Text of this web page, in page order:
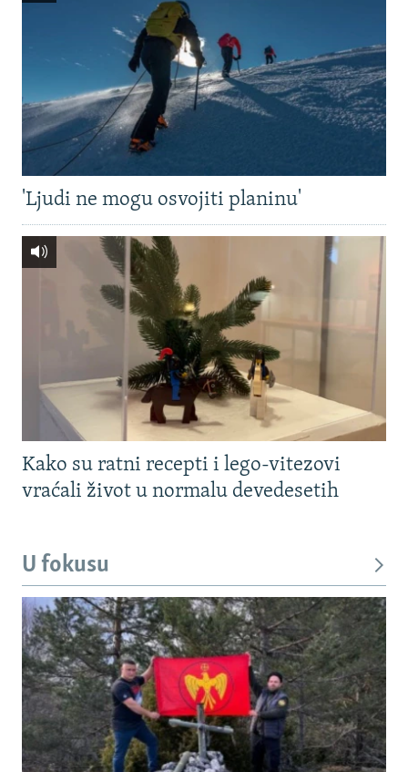
'Ljudi ne mogu osvojiti planinu'
Kako su ratni recepti i lego-vitezovi
vraćali život u normalu devedesetih
U fokusu